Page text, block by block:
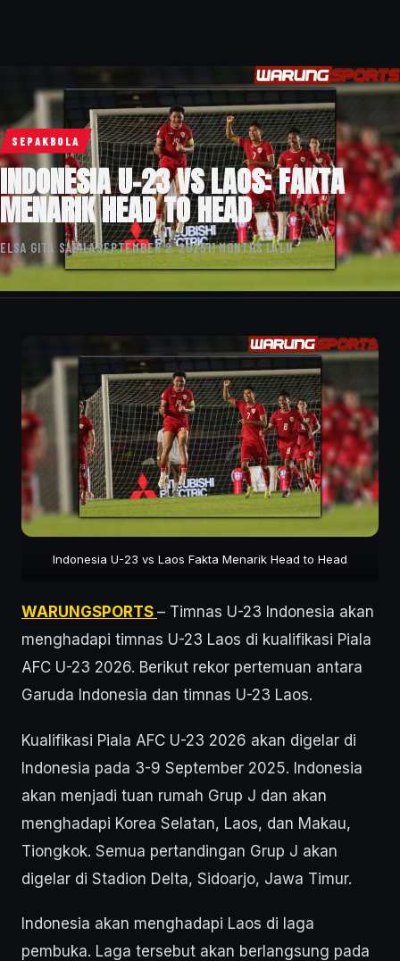
SEPAKBOLA
INDONESIA U-23 VS LAOS: FAKTA
MENARIK HEAD TO HEAD
ELSA GITA SABILASEPTEMBER 2, 202511 MONTHS LALU
Indonesia U-23 vs Laos Fakta Menarik Head to Head
WARUNGSPORTS – Timnas U-23 Indonesia akan
menghadapi timnas U-23 Laos di kualifikasi Piala
AFC U-23 2026. Berikut rekor pertemuan antara
Garuda Indonesia dan timnas U-23 Laos.
Kualifikasi Piala AFC U-23 2026 akan digelar di
Indonesia pada 3-9 September 2025. Indonesia
akan menjadi tuan rumah Grup J dan akan
menghadapi Korea Selatan, Laos, dan Makau,
Tiongkok. Semua pertandingan Grup J akan
digelar di Stadion Delta, Sidoarjo, Jawa Timur.
Indonesia akan menghadapi Laos di laga
pembuka. Laga tersebut akan berlangsung pada